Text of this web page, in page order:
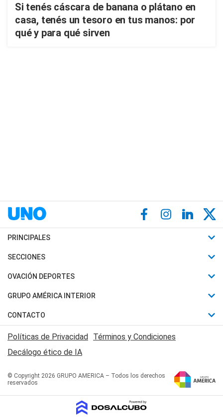
Si tenés cáscara de banana o plátano en
casa, tenés un tesoro en tus manos: por
qué y para qué sirven
PRINCIPALES
Últimas Noticias
Política
Judiciales
Economia
SECCIONES
Horóscopo
Motores
Trucos caseros
Series y Películas
Edictos y Solicitadas
OVACIÓN DEPORTES
Fútbol
Mundial
Automovilismo
Rugby
Tenis
Básquet
GRUPO AMÉRICA INTERIOR
Canal 7 en Vivo
San Juan 8
CONTACTO
Acerca de Nosotros
Contactanos
Políticas de Privacidad Términos y Condiciones
Decálogo ético de IA
© Copyright 2026 GRUPO AMERICA – Todos los derechos
reservados